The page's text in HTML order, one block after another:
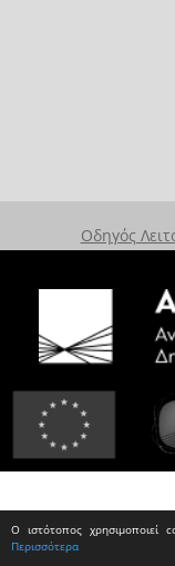
Ο ιστότοπος χρησιμοποιεί
Περισσότερα
Οδηγός